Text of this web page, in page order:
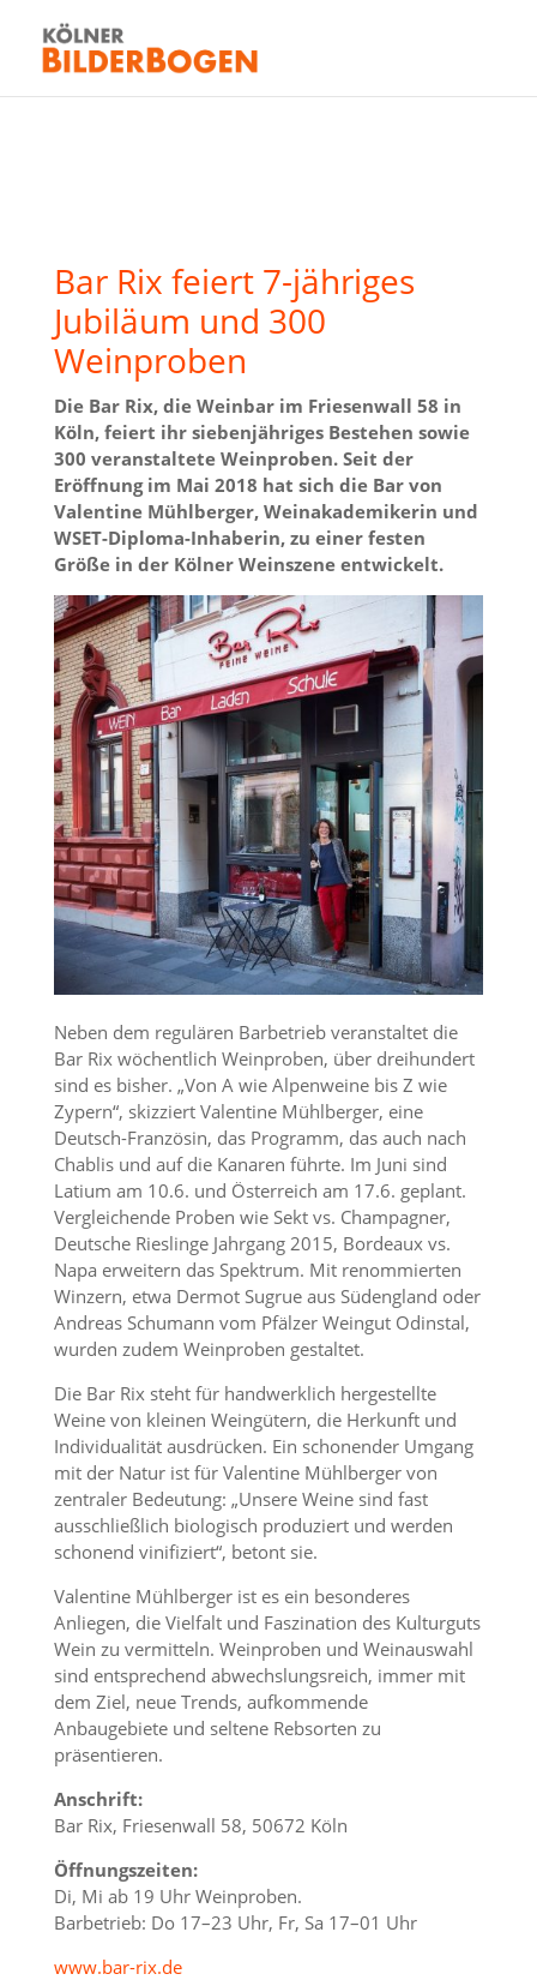
Bar Rix feiert 7-jähriges
Jubiläum und 300
Weinproben
Die Bar Rix, die Weinbar im Friesenwall 58 in
Köln, feiert ihr siebenjähriges Bestehen sowie
300 veranstaltete Weinproben. Seit der
Eröffnung im Mai 2018 hat sich die Bar von
Valentine Mühlberger, Weinakademikerin und
WSET-Diploma-Inhaberin, zu einer festen
Größe in der Kölner Weinszene entwickelt.
Neben dem regulären Barbetrieb veranstaltet die
Bar Rix wöchentlich Weinproben, über dreihundert
sind es bisher. „Von A wie Alpenweine bis Z wie
Zypern“, skizziert Valentine Mühlberger, eine
Deutsch-Französin, das Programm, das auch nach
Chablis und auf die Kanaren führte. Im Juni sind
Latium am 10.6. und Österreich am 17.6. geplant.
Vergleichende Proben wie Sekt vs. Champagner,
Deutsche Rieslinge Jahrgang 2015, Bordeaux vs.
Napa erweitern das Spektrum. Mit renommierten
Winzern, etwa Dermot Sugrue aus Südengland oder
Andreas Schumann vom Pfälzer Weingut Odinstal,
wurden zudem Weinproben gestaltet.
Die Bar Rix steht für handwerklich hergestellte
Weine von kleinen Weingütern, die Herkunft und
Individualität ausdrücken. Ein schonender Umgang
mit der Natur ist für Valentine Mühlberger von
zentraler Bedeutung: „Unsere Weine sind fast
ausschließlich biologisch produziert und werden
schonend vinifiziert“, betont sie.
Valentine Mühlberger ist es ein besonderes
Anliegen, die Vielfalt und Faszination des Kulturguts
Wein zu vermitteln. Weinproben und Weinauswahl
sind entsprechend abwechslungsreich, immer mit
dem Ziel, neue Trends, aufkommende
Anbaugebiete und seltene Rebsorten zu
präsentieren.
Anschrift:
Bar Rix, Friesenwall 58, 50672 Köln
Öffnungszeiten:
Di, Mi ab 19 Uhr Weinproben.
Barbetrieb: Do 17–23 Uhr, Fr, Sa 17–01 Uhr
www.bar-rix.de